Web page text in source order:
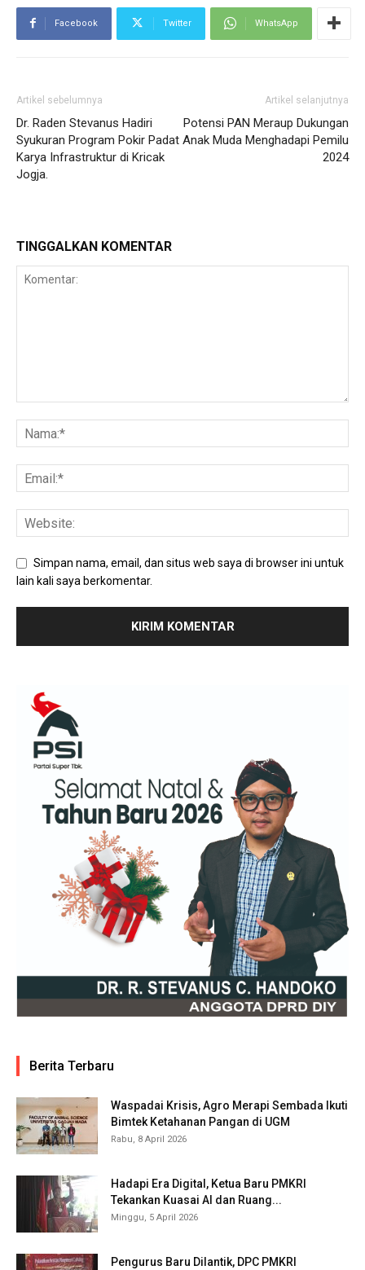
Facebook Twitter WhatsApp
Artikel sebelumnya
Dr. Raden Stevanus Hadiri
Syukuran Program Pokir Padat
Karya Infrastruktur di Kricak
Jogja.
Artikel selanjutnya
Potensi PAN Meraup Dukungan
Anak Muda Menghadapi Pemilu
2024
TINGGALKAN KOMENTAR
Simpan nama, email, dan situs web saya di browser ini untuk
lain kali saya berkomentar.
Berita Terbaru
Waspadai Krisis, Agro Merapi Sembada Ikuti
Bimtek Ketahanan Pangan di UGM
Rabu, 8 April 2026
Hadapi Era Digital, Ketua Baru PMKRI
Tekankan Kuasai AI dan Ruang...
Minggu, 5 April 2026
Pengurus Baru Dilantik, DPC PMKRI